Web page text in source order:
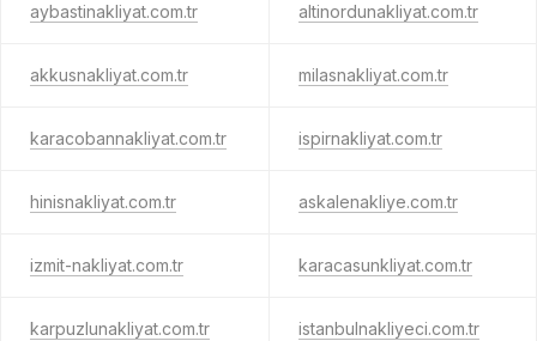
aybastinakliyat.com.tr altinordunakliyat.com.tr
akkusnakliyat.com.tr milasnakliyat.com.tr
karacobannakliyat.com.tr ispirnakliyat.com.tr
hinisnakliyat.com.tr askalenakliye.com.tr
izmit-nakliyat.com.tr karacasunkliyat.com.tr
karpuzlunakliyat.com.tr istanbulnakliyeci.com.tr